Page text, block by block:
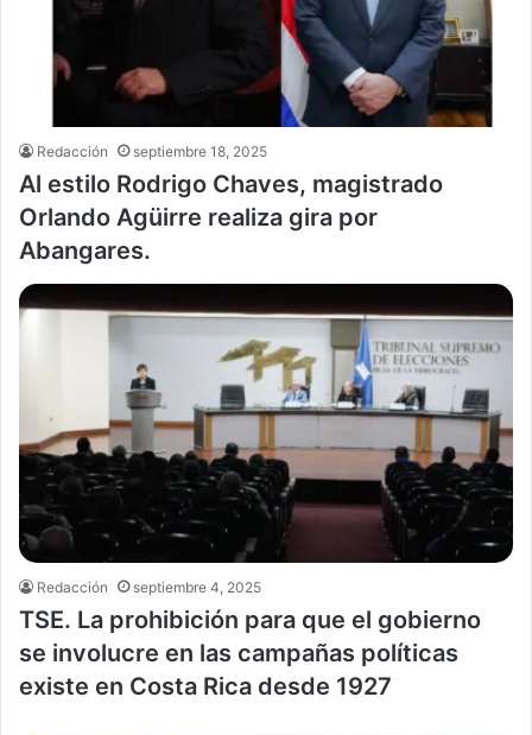
Redacción septiembre 18, 2025
Al estilo Rodrigo Chaves, magistrado
Orlando Agüirre realiza gira por
Abangares.
Redacción septiembre 4, 2025
TSE. La prohibición para que el gobierno
se involucre en las campañas políticas
existe en Costa Rica desde 1927